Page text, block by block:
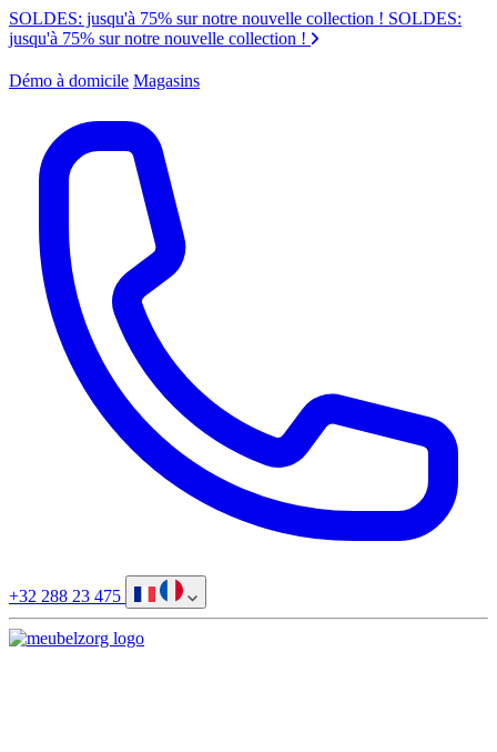
SOLDES: jusqu'à 75% sur notre nouvelle collection ! SOLDES:
jusqu'à 75% sur notre nouvelle collection !
Démo à domicile Magasins
+32 288 23 475